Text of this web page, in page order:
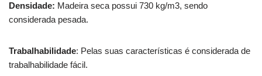
Densidade: Madeira seca possui 730 kg/m3, sendo
considerada pesada.
Trabalhabilidade: Pelas suas características é considerada de
trabalhabilidade fácil.